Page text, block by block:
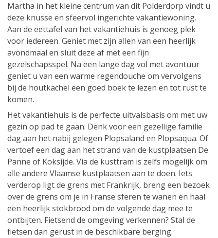
Martha in het kleine centrum van dit Polderdorp vindt u
deze knusse en sfeervol ingerichte vakantiewoning.
Aan de eettafel van het vakantiehuis is genoeg plek
voor iedereen. Geniet met zijn allen van een heerlijk
avondmaal en sluit deze af met een fijn
gezelschapsspel. Na een lange dag vol met avontuur
geniet u van een warme regendouche om vervolgens
bij de houtkachel een goed boek te lezen en tot rust te
komen.
Het vakantiehuis is de perfecte uitvalsbasis om met uw
gezin op pad te gaan. Denk voor een gezellige familie
dag aan het nabij gelegen Plopsaland en Plopsaqua. Of
vertoef een dag aan het strand van de kustplaatsen De
Panne of Koksijde. Via de kusttram is zelfs mogelijk om
alle andere Vlaamse kustplaatsen aan te doen. Iets
verderop ligt de grens met Frankrijk, breng een bezoek
over de grens om je in Franse sferen te wanen en haal
een heerlijk stokbrood om de volgende dag mee te
ontbijten. Fietsend de omgeving verkennen? Stal de
fietsen dan gerust in de beschikbare berging.